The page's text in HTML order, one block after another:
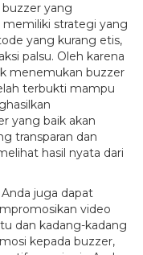
yang
memiliki strategi yang
yang kurang etis,
palsu. Oleh karena
menemukan buzzer
terbukti mampu
yang baik akan
transparan dan
hasil nyata dari
juga dapat
video
dan kadang-kadang
kepada buzzer,